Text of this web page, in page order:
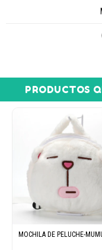
PRODUCTOS
MOCHILA DE PELUCHE-